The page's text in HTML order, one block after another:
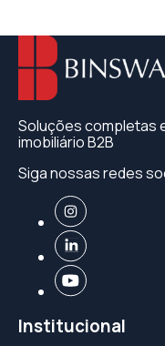
Soluções completas
imobiliário B2B
Siga nossas redes
Institucional